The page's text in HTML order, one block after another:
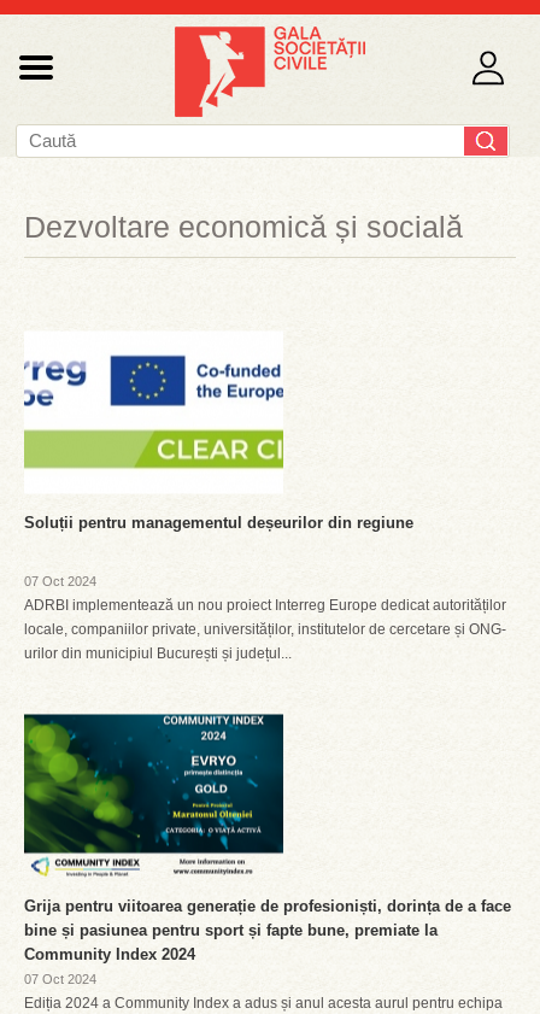
Dezvoltare economică și socială
Soluții pentru managementul deșeurilor din regiune
07 Oct 2024
ADRBI implementează un nou proiect Interreg Europe dedicat autorităților
locale, companiilor private, universităților, institutelor de cercetare și ONG-
urilor din municipiul București și județul...
Grija pentru viitoarea generație de profesioniști, dorința de a face
bine și pasiunea pentru sport și fapte bune, premiate la
Community Index 2024
07 Oct 2024
Ediția 2024 a Community Index a adus și anul acesta aurul pentru echipa